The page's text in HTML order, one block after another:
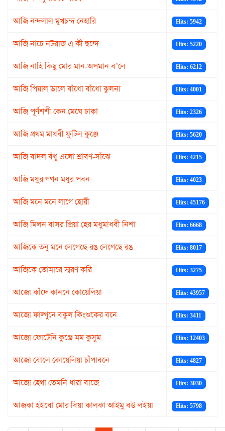
আজি নন্দলাল মুখচন্দ নেহারি Hits: 5942
আজি নাচে নটরাজ এ কী ছন্দে Hits: 5220
আজি নাহি কিছু মোর মান-অপমান ব’লে Hits: 6212
আজি পিয়াল ডালে বাঁধো বাঁধো ঝুলনা Hits: 4001
আজি পূর্ণশশী কেন মেঘে ঢাকা Hits: 2326
আজি প্রথম মাধবী ফুটিল কুঞ্জে Hits: 5620
আজি বাদল বঁধূ এলো শ্রাবণ-সাঁঝে Hits: 4215
আজি মধুর গগন মধুর পবন Hits: 4023
আজি মনে মনে লাগে হোরী Hits: 45176
আজি মিলন বাসর প্রিয়া হের মধুমাধবী নিশা Hits: 6668
আজিকে তনু মনে লেগেছে রঙ লেগেছে রঙ Hits: 8017
আজিকে তোমারে স্মরণ করি Hits: 3275
আজো কাঁদে কাননে কোয়েলিয়া Hits: 43957
আজো ফাল্গুনে বকুল কিংশুকের বনে Hits: 3411
আজো ফোটেনি কুঞ্জে মম কুসুম Hits: 12403
আজো বোলে কোয়েলিয়া চাঁপাবনে Hits: 4827
আজো হেথা তেমনি ধারা বাজে Hits: 3030
আজ্‌কা হইবো মোর বিয়া কাল্‌কা আইমু বউ লইয়া Hits: 5798